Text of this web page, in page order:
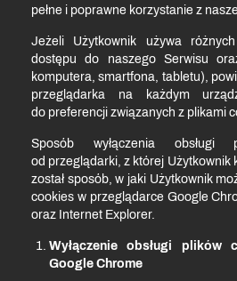
pełne i poprawne korzystanie z
Jeżeli Użytkownik używa
dostępu do naszego Serwisu
komputera, smartfona, tabletu),
przeglądarka na każdym
do preferencji związanych z plikami
Sposób wyłączenia obsługi
od przeglądarki, z której Użytkownik
został sposób, w jaki Użytkownik
cookies w przeglądarce Google
oraz Internet Explorer.
Wyłączenie obsługi plików
Google Chrome